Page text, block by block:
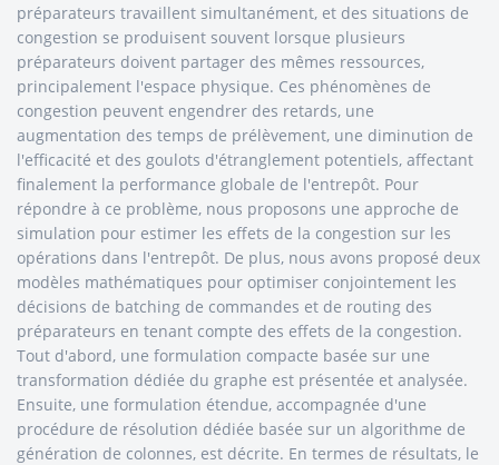
préparateurs travaillent simultanément, et des situations de
congestion se produisent souvent lorsque plusieurs
préparateurs doivent partager des mêmes ressources,
principalement l'espace physique. Ces phénomènes de
congestion peuvent engendrer des retards, une
augmentation des temps de prélèvement, une diminution de
l'efficacité et des goulots d'étranglement potentiels, affectant
finalement la performance globale de l'entrepôt. Pour
répondre à ce problème, nous proposons une approche de
simulation pour estimer les effets de la congestion sur les
opérations dans l'entrepôt. De plus, nous avons proposé deux
modèles mathématiques pour optimiser conjointement les
décisions de batching de commandes et de routing des
préparateurs en tenant compte des effets de la congestion.
Tout d'abord, une formulation compacte basée sur une
transformation dédiée du graphe est présentée et analysée.
Ensuite, une formulation étendue, accompagnée d'une
procédure de résolution dédiée basée sur un algorithme de
génération de colonnes, est décrite. En termes de résultats, le